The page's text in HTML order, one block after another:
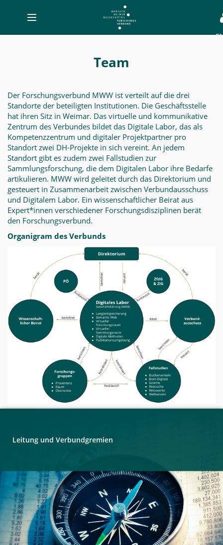
Toggle
navigation
Forschung
Team
Der Forschungsverbund MWW ist verteilt auf die drei
Standorte der beteiligten Institutionen. Die Geschäftsstelle
hat ihren Sitz in Weimar. Das virtuelle und kommunikative
Zentrum des Verbundes bildet das Digitale Labor, das als
Kompetenzzentrum und digitaler Projektpartner pro
Standort zwei DH-Projekte in sich vereint. An jedem
Standort gibt es zudem zwei Fallstudien zur
Sammlungsforschung, die dem Digitalen Labor ihre Bedarfe
artikulieren. MWW wird geleitet durch das Direktorium und
gesteuert in Zusammenarbeit zwischen Verbundausschuss
und Digitalem Labor. Ein wissenschaftlicher Beirat aus
Expert*innen verschiedener Forschungsdisziplinen berät
den Forschungsverbund.
Organigram des Verbunds
Leitung und Verbundgremien